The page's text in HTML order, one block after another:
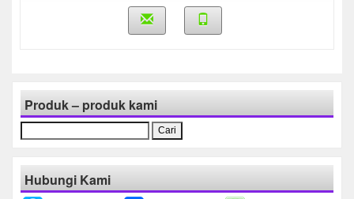
Produk – produk kami
untuk:
Hubungi Kami